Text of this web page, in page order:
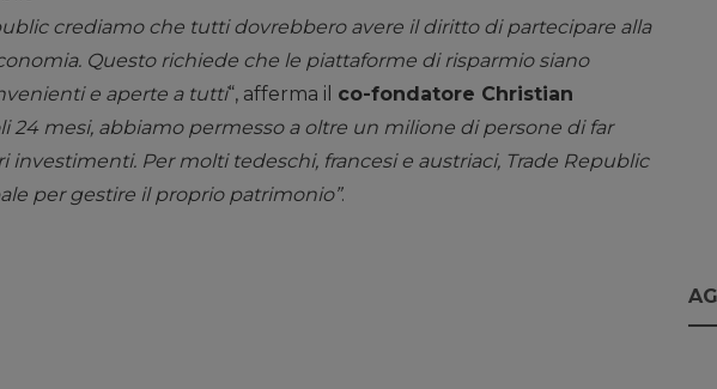
crediamo che tutti dovrebbero avere il diritto di partecipare alla
Questo richiede che le piattaforme di risparmio siano
e aperte a tutti“, afferma il co-fondatore Christian
24 mesi, abbiamo permesso a oltre un milione di persone di far
investimenti. Per molti tedeschi, francesi e austriaci, Trade Republic
per gestire il proprio patrimonio”.